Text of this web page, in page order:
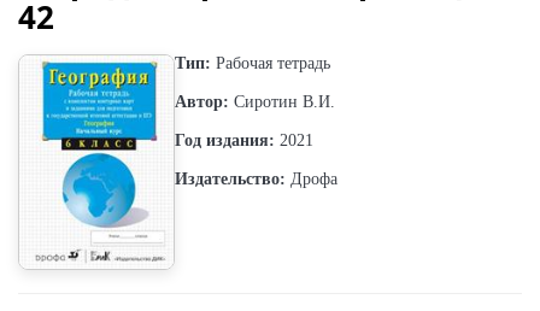
42
Тип: Рабочая тетрадь
Автор: Сиротин В.И.
Год издания: 2021
Издательство: Дрофа